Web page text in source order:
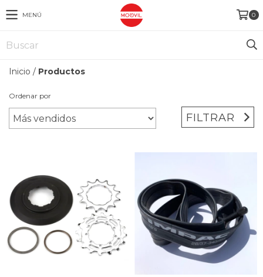
MENÚ 0
Inicio / Productos
Ordenar por
FILTRAR